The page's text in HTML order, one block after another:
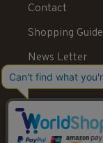
Contact
Shopping Guide
News Letter
Recruit